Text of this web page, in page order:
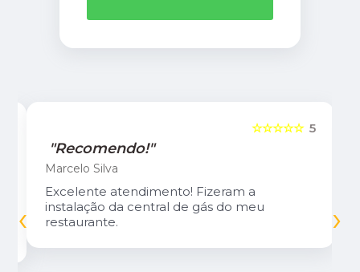
5
☆☆☆☆☆
"Recomendo!"
Marcelo Silva
Excelente atendimento! Fizeram a
instalação da central de gás do meu
restaurante.
‹ ›